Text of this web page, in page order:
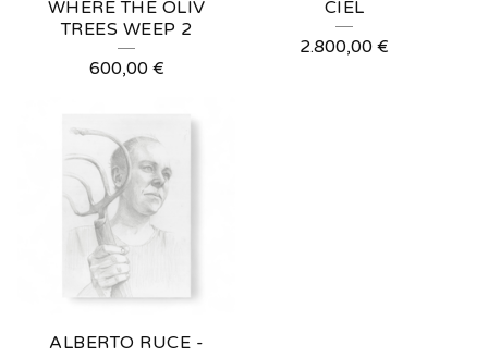
WHERE THE OLIV
TREES WEEP 2
600,00 €
CIEL
2.800,00 €
ALBERTO RUCE -